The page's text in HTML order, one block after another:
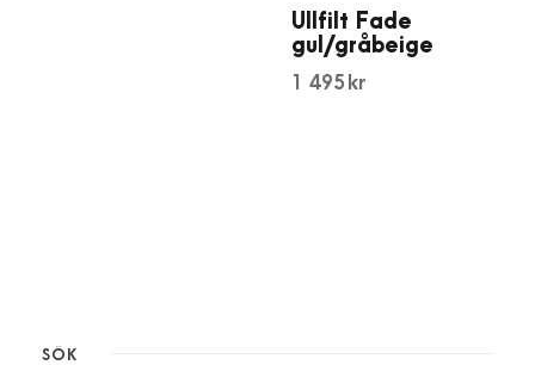
Ullfilt Fade
gul/gråbeige
1 495 kr
SÖK